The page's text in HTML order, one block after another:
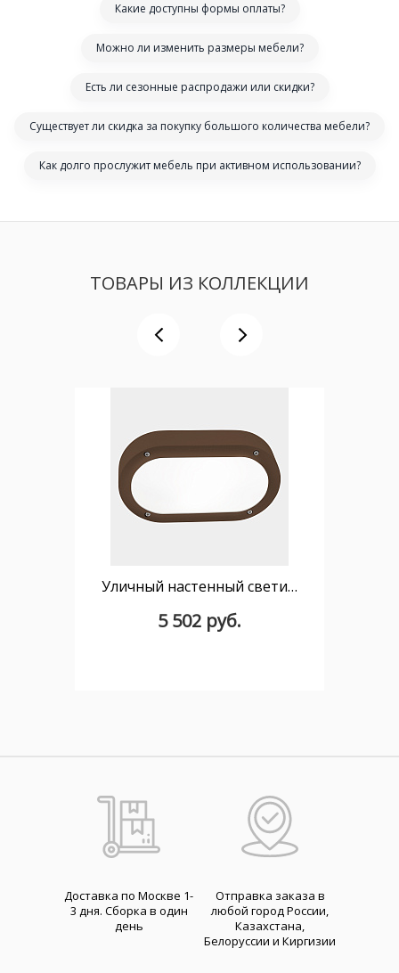
Какие доступны формы оплаты?
Можно ли изменить размеры мебели?
Есть ли сезонные распродажи или скидки?
Существует ли скидка за покупку большого количества мебели?
Как долго прослужит мебель при активном использовании?
ТОВАРЫ ИЗ КОЛЛЕКЦИИ
Уличный настенный светильник Basic Oval E27 15W IP66 Коричневый
5 502 руб.
Доставка по Москве 1-
3 дня. Cборка в один
день
Отправка заказа в
любой город России,
Казахстана,
Белоруссии и Киргизии